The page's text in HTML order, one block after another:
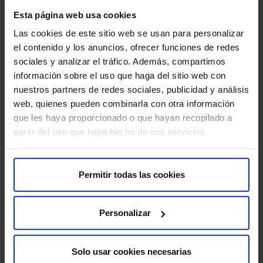
Esta página web usa cookies
Las cookies de este sitio web se usan para personalizar
el contenido y los anuncios, ofrecer funciones de redes
sociales y analizar el tráfico. Además, compartimos
información sobre el uso que haga del sitio web con
nuestros partners de redes sociales, publicidad y análisis
web, quienes pueden combinarla con otra información
que les haya proporcionado o que hayan recopilado a
partir del uso que haya hecho de sus servicios.
Permitir todas las cookies
Personalizar
Solo usar cookies necesarias
Pedir cita